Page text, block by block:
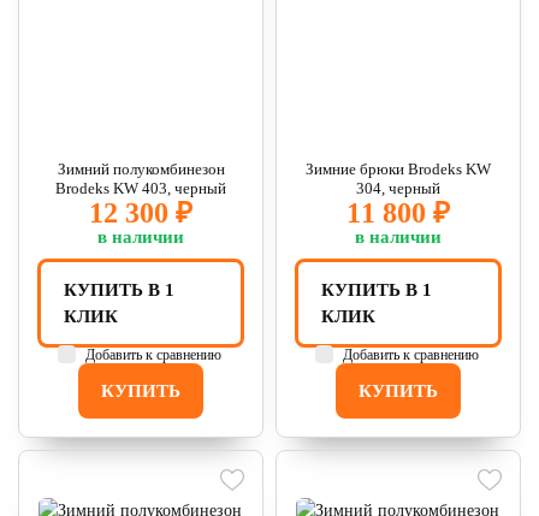
Зимний полукомбинезон
Brodeks KW 403, черный
12 300 ₽
в наличии
КУПИТЬ
КУПИТЬ В 1
КЛИК
Добавить к сравнению
Зимние брюки Brodeks KW
304, черный
11 800 ₽
в наличии
КУПИТЬ
КУПИТЬ В 1
КЛИК
Добавить к сравнению